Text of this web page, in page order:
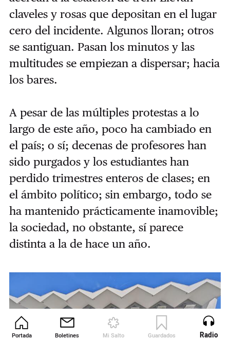
Portada Boletines Mi Salto Guardados Revista
claveles y rosas que depositan en el lugar
cero del incidente. Algunos lloran; otros
se santiguan. Pasan los minutos y las
multitudes se empiezan a dispersar; hacia
los bares.
A pesar de las múltiples protestas a lo
largo de este año, poco ha cambiado en
el país; o sí; decenas de profesores han
sido purgados y los estudiantes han
perdido trimestres enteros de clases; en
el ámbito político; sin embargo, todo se
ha mantenido prácticamente inamovible;
la sociedad, no obstante, sí parece
distinta a la de hace un año.
Radio